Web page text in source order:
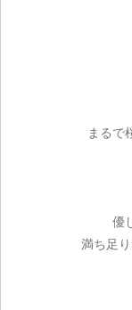
まるで
優
満ち足